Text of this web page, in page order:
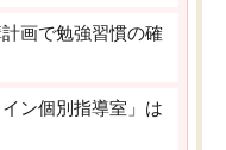
画で勉強習慣の確
ン個別指導室」は